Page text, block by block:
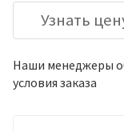
Узнать
Наши менеджеры
условия заказа